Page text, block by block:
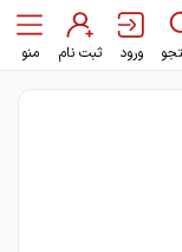
ورود ثبت نام منو